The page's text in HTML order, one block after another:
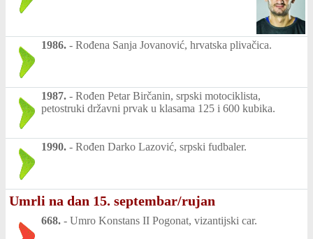
1986. - Rođena Sanja Jovanović, hrvatska plivačica.
1987. - Rođen Petar Birčanin, srpski motociklista,
petostruki državni prvak u klasama 125 i 600 kubika.
1990. - Rođen Darko Lazović, srpski fudbaler.
Umrli na dan 15. septembar/rujan
668. - Umro Konstans II Pogonat, vizantijski car.